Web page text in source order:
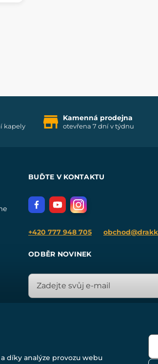
kapely
Kamenná prodejna
otevřena 7 dní v týdnu
BUĎTE V KONTAKTU
+420 777 948 705
ODBĚR NOVINEK
díky analýze provozu webu